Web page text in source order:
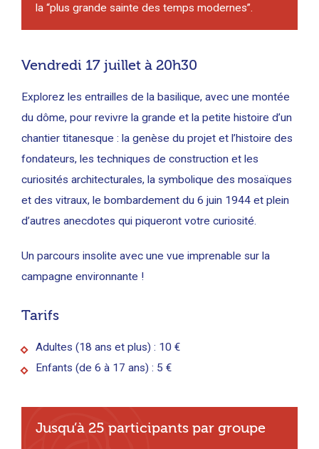
la “plus grande sainte des temps modernes”.
Vendredi 17 juillet à 20h30
Explorez les entrailles de la basilique, avec une montée
du dôme, pour revivre la grande et la petite histoire d’un
chantier titanesque : la genèse du projet et l’histoire des
fondateurs, les techniques de construction et les
curiosités architecturales, la symbolique des mosaïques
et des vitraux, le bombardement du 6 juin 1944 et plein
d’autres anecdotes qui piqueront votre curiosité.
Un parcours insolite avec une vue imprenable sur la
campagne environnante !
Tarifs
Adultes (18 ans et plus) : 10 €
Enfants (de 6 à 17 ans) : 5 €
Jusqu’à 25 participants par groupe